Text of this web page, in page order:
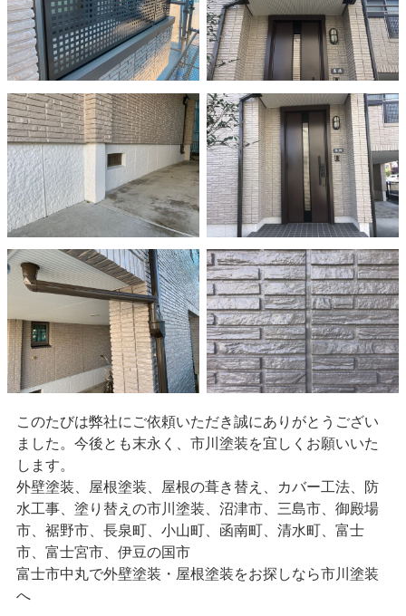
このたびは弊社にご依頼いただき誠にありがとうござい
ました。今後とも末永く、市川塗装を宜しくお願いいた
します。
外壁塗装、屋根塗装、屋根の葺き替え、カバー工法、防
水工事、塗り替えの市川塗装、沼津市、三島市、御殿場
市、裾野市、長泉町、小山町、函南町、清水町、富士
市、富士宮市、伊豆の国市
富士市中丸で外壁塗装・屋根塗装をお探しなら市川塗装
へ